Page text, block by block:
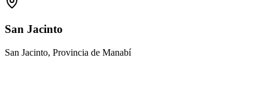
San Jacinto
San Jacinto, Provincia de Manabí